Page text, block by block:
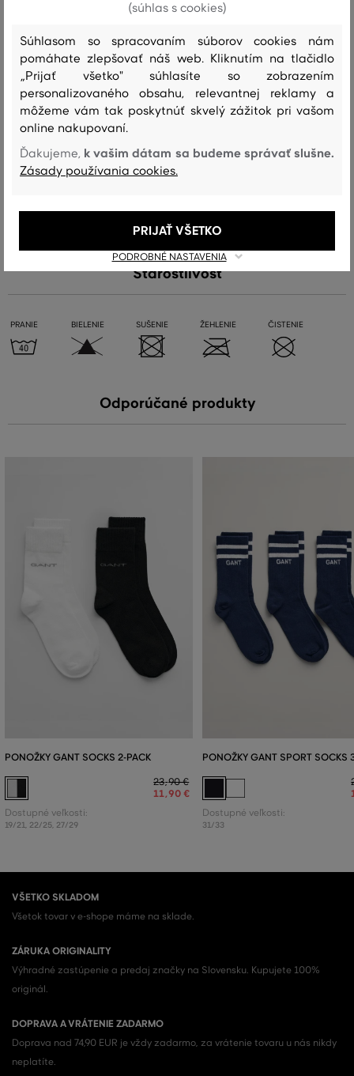
dlhodobej tvarovej stálosti. Výhodné balenie obsahuje tri páry tohto
praktického doplnku.
Sezóna: PS24 Kód produktu:896020-723-GC-421-19/21
vrchný materiál
73 % 24 % 2 % 1 %
Starostlivosť
PRANIE BIELENIE SUŠENIE ŽEHLENIE ČISTENIE
Odporúčané produkty
PONOŽKY GANT SOCKS 2-PACK
23,90 €
11,90 €
Dostupné veľkosti:
19/21, 22/25, 27/29
PONOŽKY GANT SPORT SOCKS
Dostupné veľkosti:
31/33
VŠETKO SKLADOM
Všetok tovar v e-shope máme na sklade.
ZÁRUKA ORIGINALITY
Výhradné zastúpenie a predaj značky na Slovensku. Kupujete 100%
originál.
DOPRAVA A VRÁTENIE ZADARMO
Doprava nad 74,90 EUR je vždy zadarmo, za vrátenie tovaru u nás nikdy
neplatíte.
(súhlas s cookies)
Súhlasom so spracovaním súborov cookies nám
pomáhate zlepšovať náš web. Kliknutím na tlačidlo
„Prijať všetko" súhlasíte so zobrazením
personalizovaného obsahu, relevantnej reklamy a
môžeme vám tak poskytnúť skvelý zážitok pri vašom
online nakupovaní.
Ďakujeme, k vašim dátam sa budeme správať slušne.
Zásady používania cookies.
PODROBNÉ NASTAVENIA
PRIJAŤ VŠETKO